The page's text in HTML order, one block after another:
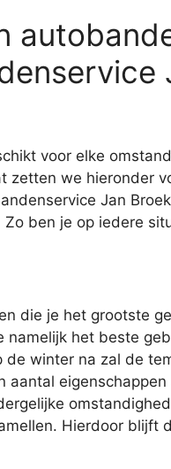
voor elke
zetten we hieronder
Jan
ben je op iedere
die je het grootste
namelijk het beste
de winter na zal de
aantal
Hierdoor blijft